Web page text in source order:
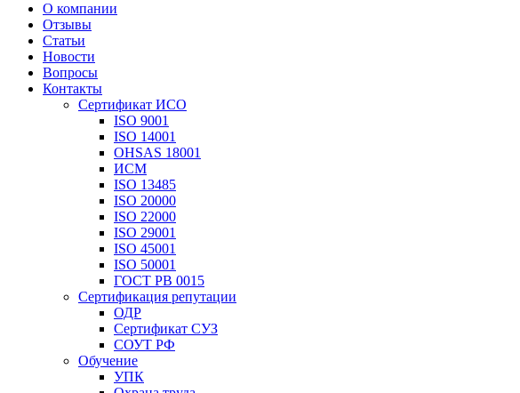
О компании
Отзывы
Статьи
Новости
Вопросы
Контакты
Сертификат ИСО
ISO 9001
ISO 14001
OHSAS 18001
ИСМ
ISO 13485
ISO 20000
ISO 22000
ISO 29001
ISO 45001
ISO 50001
ГОСТ РВ 0015
Сертификация репутации
ОДР
Сертификат СУЗ
СОУТ РФ
Обучение
УПК